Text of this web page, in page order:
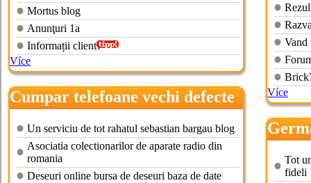
Mortus blog
Anunţuri 1a
Informații client
Více
Cumpar telefoane vechi defecte
Un serviciu de tot rahatul sebastian bargau blog
Asociatia colectionarilor de aparate radio din
romania
Deseuri online bursa de deseuri baza de date
Vand
Více
vechi
Tot
fideli